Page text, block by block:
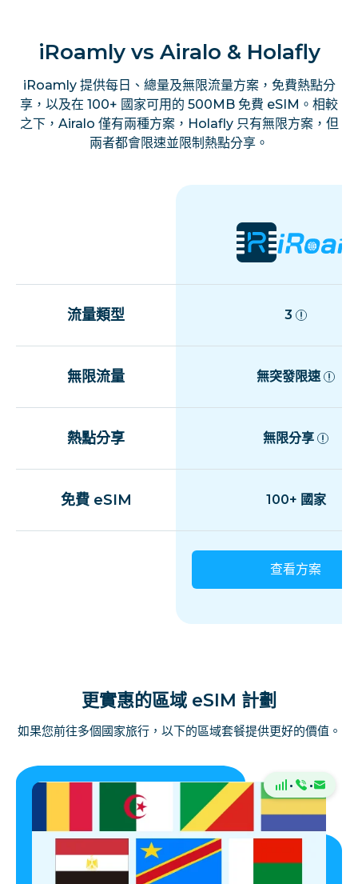
iRoamly vs Airalo & Holafly
iRoamly 提供每日、總量及無限流量方案，免費熱點分
享，以及在 100+ 國家可用的 500MB 免費 eSIM。相較
之下，Airalo 僅有兩種方案，Holafly 只有無限方案，但
兩者都會限速並限制熱點分享。
流量類型 3
無限流量 無突發限速
熱點分享 無限分享
免費 eSIM 100+ 國家
查看方案
更實惠的區域 eSIM 計劃
如果您前往多個國家旅行，以下的區域套餐提供更好的價值。
· ·